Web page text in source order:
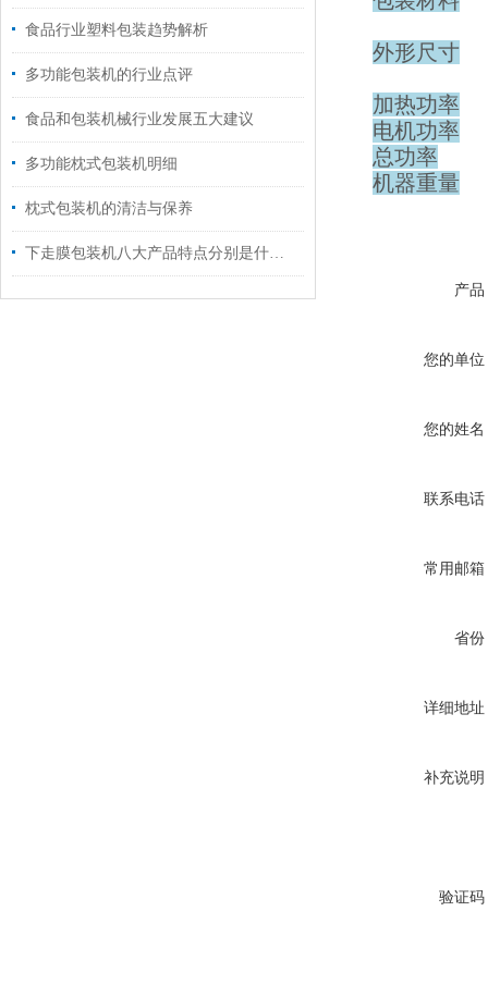
食品行业塑料包装趋势解析
多功能包装机的行业点评
食品和包装机械行业发展五大建议
多功能枕式包装机明细
枕式包装机的清洁与保养
下走膜包装机八大产品特点分别是什么？
外形尺寸
加热功率
电机功率
总功率
机器重量
产品
您的单位
您的姓名
联系电话
常用邮箱
省份
详细地址
补充说明
验证码